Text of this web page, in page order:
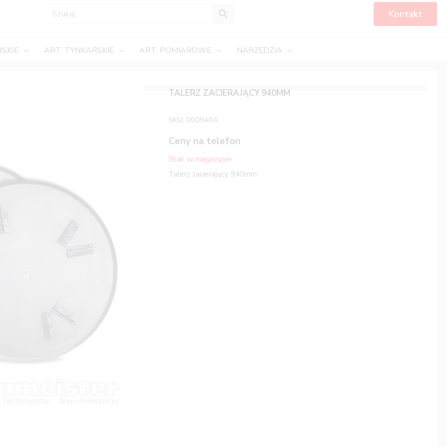
Kontakt
ART. TYNKARSKIE ART. POMIAROWE NARZĘDZIA
TALERZ ZACIERAJĄCY 940MM
SKU: 000940A
Ceny na telefon
Brak w magazynie
Talerz zacierający 940mm